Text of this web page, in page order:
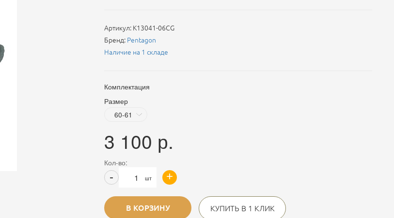
Артикул: K13041-06CG
Бренд: Pentagon
Наличие на 1 складе
Комплектация
Размер
3 100 р.
Кол-во:
шт +
-
В КОРЗИНУ КУПИТЬ В 1 КЛИК